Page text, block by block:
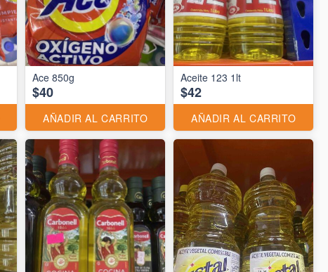
Ace 850g
$40
AÑADIR AL CARRITO
Aceite 123 1lt
$42
AÑADIR AL CARRITO